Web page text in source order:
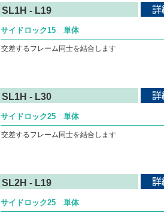
SL1H - L19
サイドロック15 単体
交差するフレーム同士を結合します
SL1H - L30
サイドロック25 単体
交差するフレーム同士を結合します
SL2H - L19
サイドロック25 単体